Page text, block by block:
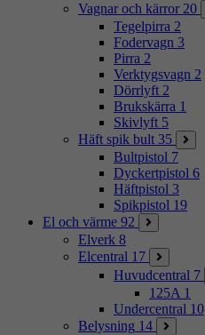
Vagnar och kärror 20
Tegelpirra 2
Fodervagn 3
Pirra 2
Verktygsvagn 2
Dörrlyft 2
Brukskärra 1
Skivlyft 5
Häft spik bult 35
Bultpistol 7
Dyckertpistol 6
Häftpistol 3
Spikpistol 19
El och värme 92
Elverk 8
Elcentral 17
Huvudcentral 7
125A 1
Undercentral 10
Belysning 14